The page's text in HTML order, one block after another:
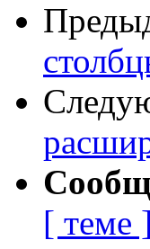
[ теме ]